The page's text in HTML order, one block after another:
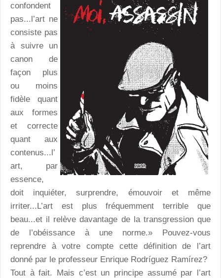
confondent
pas...l’art ne
consiste pas
à suivre un
canon de
façon plus
ou moins
fidèle quant
aux formes
et correcte
quant aux
contenus...l’
art, par
essence,
doit inquiéter, surprendre, émouvoir et même
irriter...L’art est plus fréquemment terrible que
beau...et il relève davantage de la transgression que
de l’obéissance à une norme.» Pouvez-vous
reprendre à votre compte cette définition de l’art
donné par le professeur Enrique Rodríguez Ramírez?
Tout à fait. Mais c’est un principe assumé par l’art